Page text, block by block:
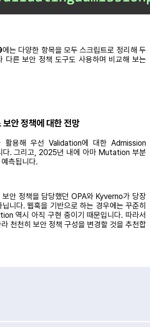
에는 다양한 항목을 모두 스크립트로 정리해 두
다른 보안 정책 도구도 사용하며 비교해 보는
안 정책에 대한 전망
활용해 우선 Validation에 대한 Admission
다. 그리고, 2025년 내에 아마 Mutation 부분
측됩니다.
보안 정책을 담당했던 OPA와 Kyverno가 당장
니다. 웹훅을 기반으로 하는 경우에는 꾸준히
역시 아직 구현 중이기 때문입니다. 따라서
천천히 보안 정책 구성을 변경할 것을 추천합